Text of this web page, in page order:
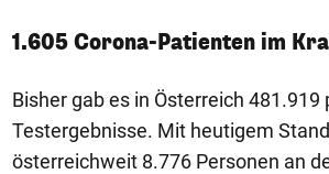
1.605 Corona-Patienten im
Bisher gab es in Österreich 481.919
Testergebnisse. Mit heutigem
österreichweit 8.776 Personen an